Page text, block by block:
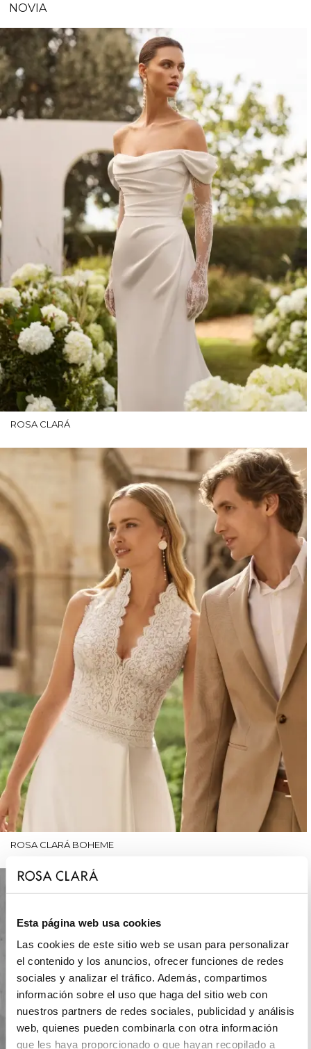
Esta página web usa cookies
Las cookies de este sitio web se usan para personalizar
el contenido y los anuncios, ofrecer funciones de redes
sociales y analizar el tráfico. Además, compartimos
información sobre el uso que haga del sitio web con
nuestros partners de redes sociales, publicidad y análisis
web, quienes pueden combinarla con otra información
que les haya proporcionado o que hayan recopilado a
NOVIA
ROSA CLARÁ
ROSA CLARÁ BOHEME